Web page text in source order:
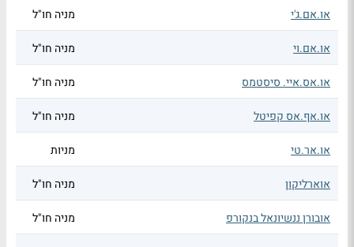
או.אם.ג'י מניה חו"ל
או.אם.וי מניה חו"ל
או.אס.איי. סיסטמס מניה חו"ל
או.אף.אס קפיטל מניה חו"ל
או.אר.טי מניות
אוארליקון מניה חו"ל
אובורן ננשיונאל בנקורפ מניה חו"ל